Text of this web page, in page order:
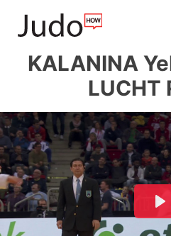
KALANINA
LUCHT